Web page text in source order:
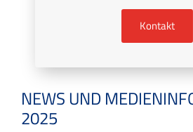
Kontakt
NEWS UND
2025